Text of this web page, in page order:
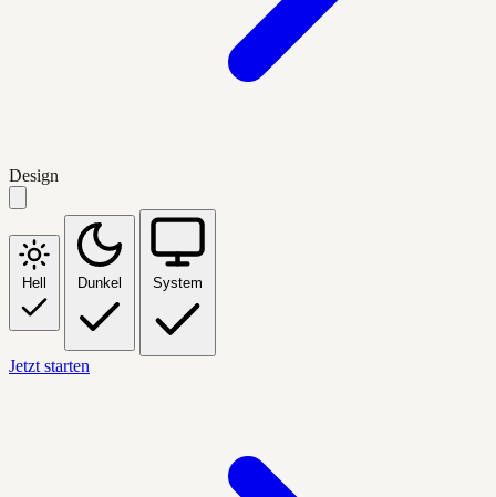
Design
Hell Dunkel System
Jetzt starten